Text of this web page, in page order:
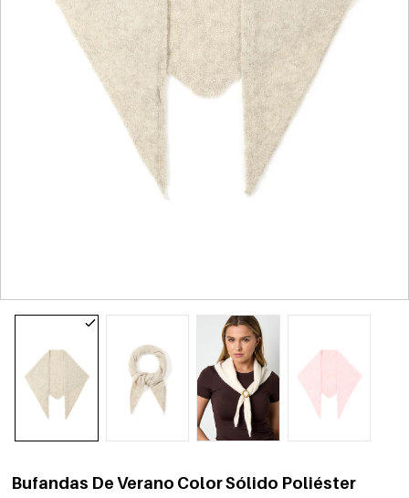
Bufandas De Verano Color Sólido Poliéster